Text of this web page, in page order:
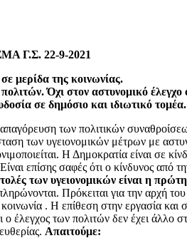
Γ.Σ. 22-9-2021
μερίδα της κοινωνίας.
Όχι στον αστυνομικό έλεγχο
σε δημόσιο και ιδιωτικό τομέα.
των πολιτικών
των υγειονομικών μέτρων με
Η Δημοκρατία είναι σε
επίσης σαφές ότι ο κίνδυνος από
των υγειονομικών είναι η
Πρόκειται για την αρχή
. Η επίθεση στην εργασία και
έλεγχος των πολιτών δεν έχει άλλο
Απαιτούμε: